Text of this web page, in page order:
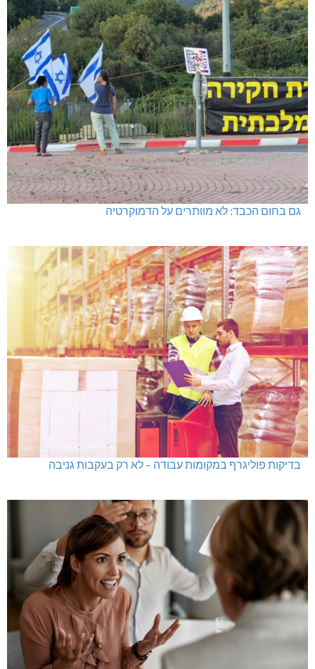
גם בחום הכבד: לא מוותרים על הדמוקרטיה
בדיקות פוליגרף במקומות עבודה – לא רק בעקבות גניבה